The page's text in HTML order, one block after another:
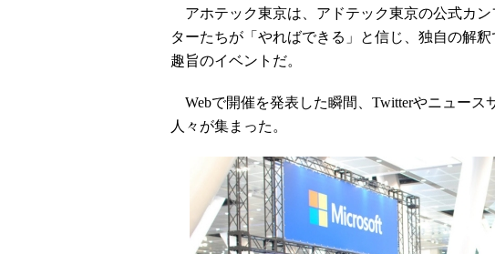
アホテック東京は、アドテック東京の公式カ
ターたちが「やればできる」と信じ、独自の解
趣旨のイベントだ。
Webで開催を発表した瞬間、Twitterやニュース
人々が集まった。